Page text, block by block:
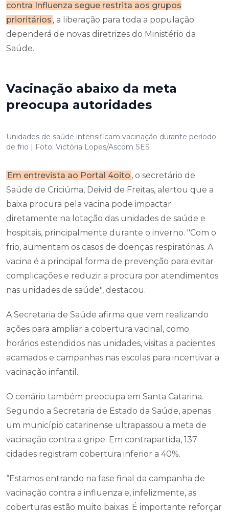
contra Influenza segue restrita aos grupos
prioritários , a liberação para toda a população
dependerá de novas diretrizes do Ministério da
Saúde.
Vacinação abaixo da meta
preocupa autoridades
Unidades de saúde intensificam vacinação durante período
de frio | Foto: Victória Lopes/Ascom SES
Em entrevista ao Portal 4oito , o secretário de
Saúde de Criciúma, Deivid de Freitas, alertou que a
baixa procura pela vacina pode impactar
diretamente na lotação das unidades de saúde e
hospitais, principalmente durante o inverno. "Com o
frio, aumentam os casos de doenças respiratórias. A
vacina é a principal forma de prevenção para evitar
complicações e reduzir a procura por atendimentos
nas unidades de saúde", destacou.
A Secretaria de Saúde afirma que vem realizando
ações para ampliar a cobertura vacinal, como
horários estendidos nas unidades, visitas a pacientes
acamados e campanhas nas escolas para incentivar a
vacinação infantil.
O cenário também preocupa em Santa Catarina.
Segundo a Secretaria de Estado da Saúde, apenas
um município catarinense ultrapassou a meta de
vacinação contra a gripe. Em contrapartida, 137
cidades registram cobertura inferior a 40%.
“Estamos entrando na fase final da campanha de
vacinação contra a influenza e, infelizmente, as
coberturas estão muito baixas. É importante reforçar